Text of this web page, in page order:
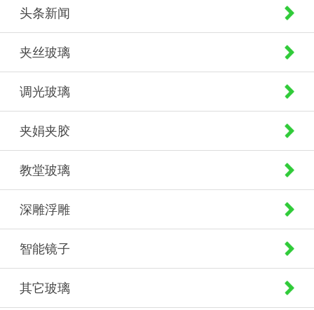
头条新闻
夹丝玻璃
调光玻璃
夹娟夹胶
教堂玻璃
深雕浮雕
智能镜子
其它玻璃